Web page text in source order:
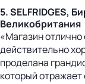
5. SELFRIDGES,
Великобритания
«Магазин отлично
действительно
проделана
который